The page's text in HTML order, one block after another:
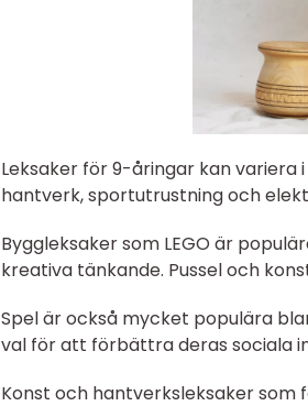
Leksaker för 9-åringar kan variera
hantverk, sportutrustning och
Byggleksaker som LEGO är
kreativa tänkande. Pussel och
Spel är också mycket populära
val för att förbättra deras sociala
Konst och hantverksleksaker